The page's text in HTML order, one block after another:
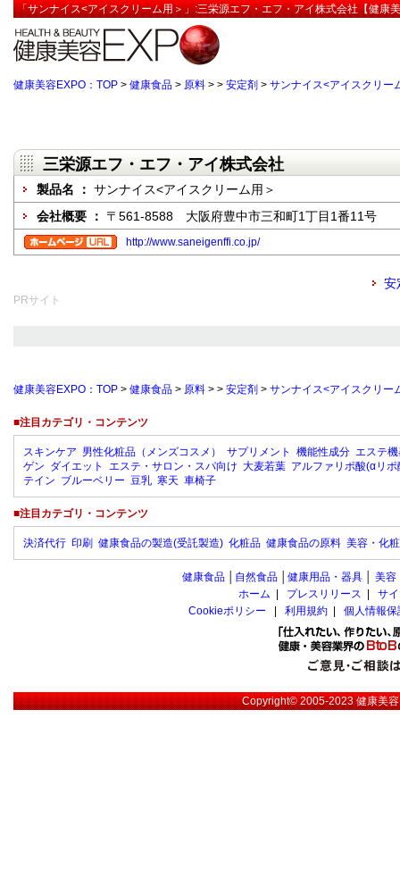
「サンナイス<アイスクリーム用＞」:三栄源エフ・エフ・アイ株式会社【健康
健康美容EXPO：TOP > 健康食品 > 原料 > > 安定剤 > サンナイス<アイスクリー
三栄源エフ・エフ・アイ株式会社
製品名 ： サンナイス<アイスクリーム用＞
会社概要 ： 〒561-8588 大阪府豊中市三和町1丁目1番11号
http://www.saneigenffi.co.jp/
安
PRサイト
健康美容EXPO：TOP > 健康食品 > 原料 > > 安定剤 > サンナイス<アイスクリー
■注目カテゴリ・コンテンツ
スキンケア 男性化粧品（メンズコスメ） サプリメント 機能性成分 エステ
ゲン ダイエット エステ・サロン・スパ向け 大麦若葉 アルファリポ酸(αリポ
テイン ブルーベリー 豆乳 寒天 車椅子
■注目カテゴリ・コンテンツ
決済代行 印刷 健康食品の製造(受託製造) 化粧品 健康食品の原料 美容・化
健康食品 自然食品 健康用品・器具 美容
ホーム
プレスリリース
サ
Cookieポリシー
利用規約 個人情報
Copyright© 2005-2023健康美